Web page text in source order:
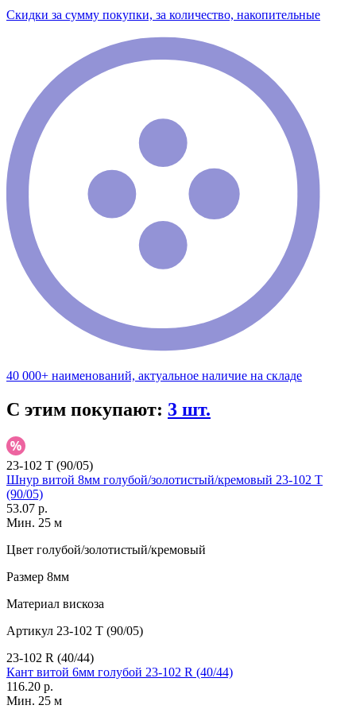
Скидки за сумму покупки, за количество, накопительные
40 000+ наименований, актуальное наличие на складе
С этим покупают: 3 шт.
23-102 T (90/05)
Шнур витой 8мм голубой/золотистый/кремовый 23-102 T
(90/05)
53.07 р.
Мин. 25 м
Цвет голубой/золотистый/кремовый
Размер 8мм
Материал вискоза
Артикул 23-102 T (90/05)
23-102 R (40/44)
Кант витой 6мм голубой 23-102 R (40/44)
116.20 р.
Мин. 25 м